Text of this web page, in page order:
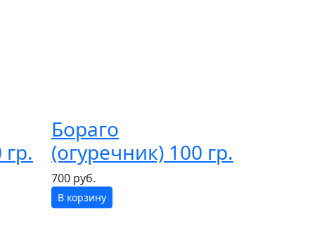
Бораго
(огуречник) 100 гр.
700 руб.
В корзину